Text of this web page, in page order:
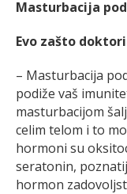
Masturbacija
Evo zašto
– Masturbacija
podiže vaš
masturbacijom
celim telom i to
hormoni su
seratonin,
hormon